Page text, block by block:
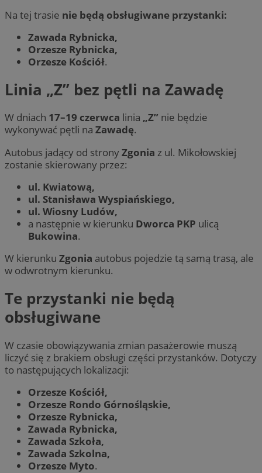
Na tej trasie nie będą obsługiwane przystanki:
Zawada Rybnicka,
Orzesze Rybnicka,
Orzesze Kościół.
Linia „Z” bez pętli na Zawadę
W dniach 17–19 czerwca linia „Z” nie będzie
wykonywać pętli na Zawadę.
Autobus jadący od stronyZgonia z ul. Mikołowskiej
zostanie skierowany przez:
ul. Kwiatową,
ul. Stanisława Wyspiańskiego,
ul. Wiosny Ludów,
a następnie w kierunku Dworca PKP ulicą
Bukowina.
W kierunku Zgonia autobus pojedzie tą samą trasą, ale
w odwrotnym kierunku.
Te przystanki nie będą
obsługiwane
W czasie obowiązywania zmian pasażerowie muszą
liczyć się z brakiem obsługi części przystanków. Dotyczy
to następujących lokalizacji:
Orzesze Kościół,
Orzesze Rondo Górnośląskie,
Orzesze Rybnicka,
Zawada Rybnicka,
Zawada Szkoła,
Zawada Szkolna,
Orzesze Myto.